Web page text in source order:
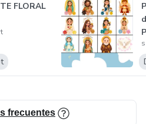
puedes ✨
de soñadores que
en realidad 🌟
FLORAL
frecuentes